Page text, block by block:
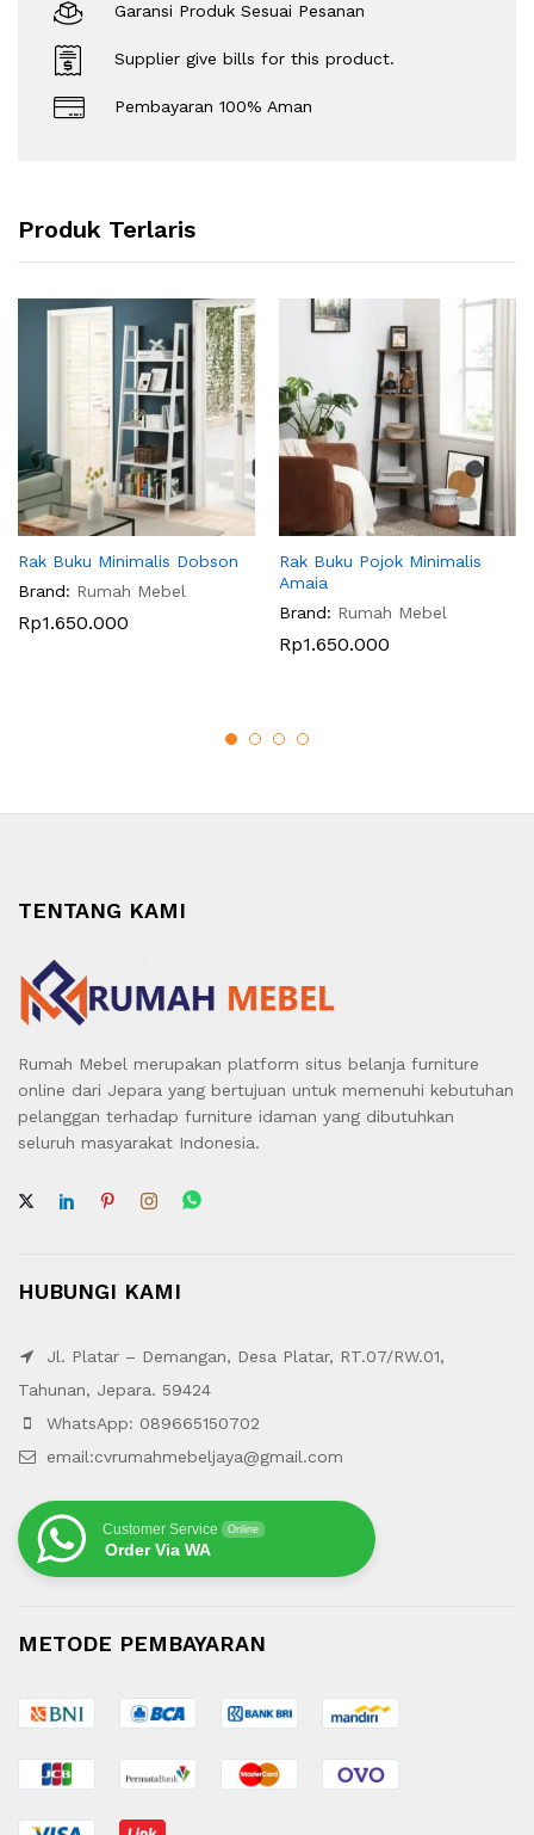
Garansi Produk Sesuai Pesanan
Supplier give bills for this product.
Pembayaran 100% Aman
Produk Terlaris
Rak Buku Minimalis Dobson
Brand: Rumah Mebel
Rp1.650.000
Rak Buku Pojok Minimalis
Amaia
Brand: Rumah Mebel
Rp1.650.000
TENTANG KAMI
Rumah Mebel merupakan platform situs belanja furniture
online dari Jepara yang bertujuan untuk memenuhi kebutuhan
pelanggan terhadap furniture idaman yang dibutuhkan
seluruh masyarakat Indonesia.
HUBUNGI KAMI
Jl. Platar – Demangan, Desa Platar, RT.07/RW.01,
Tahunan, Jepara. 59424
WhatsApp: 089665150702
email:cvrumahmebeljaya@gmail.com
Customer Service Online
Order Via WA
METODE PEMBAYARAN